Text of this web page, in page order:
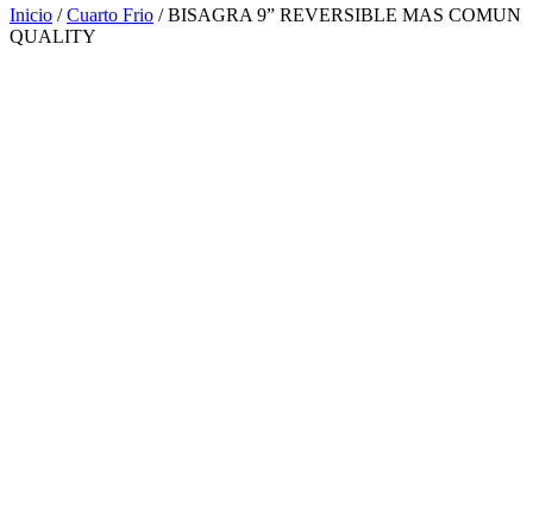
Inicio /Cuarto Frio / BISAGRA 9” REVERSIBLE MAS COMUN
QUALITY